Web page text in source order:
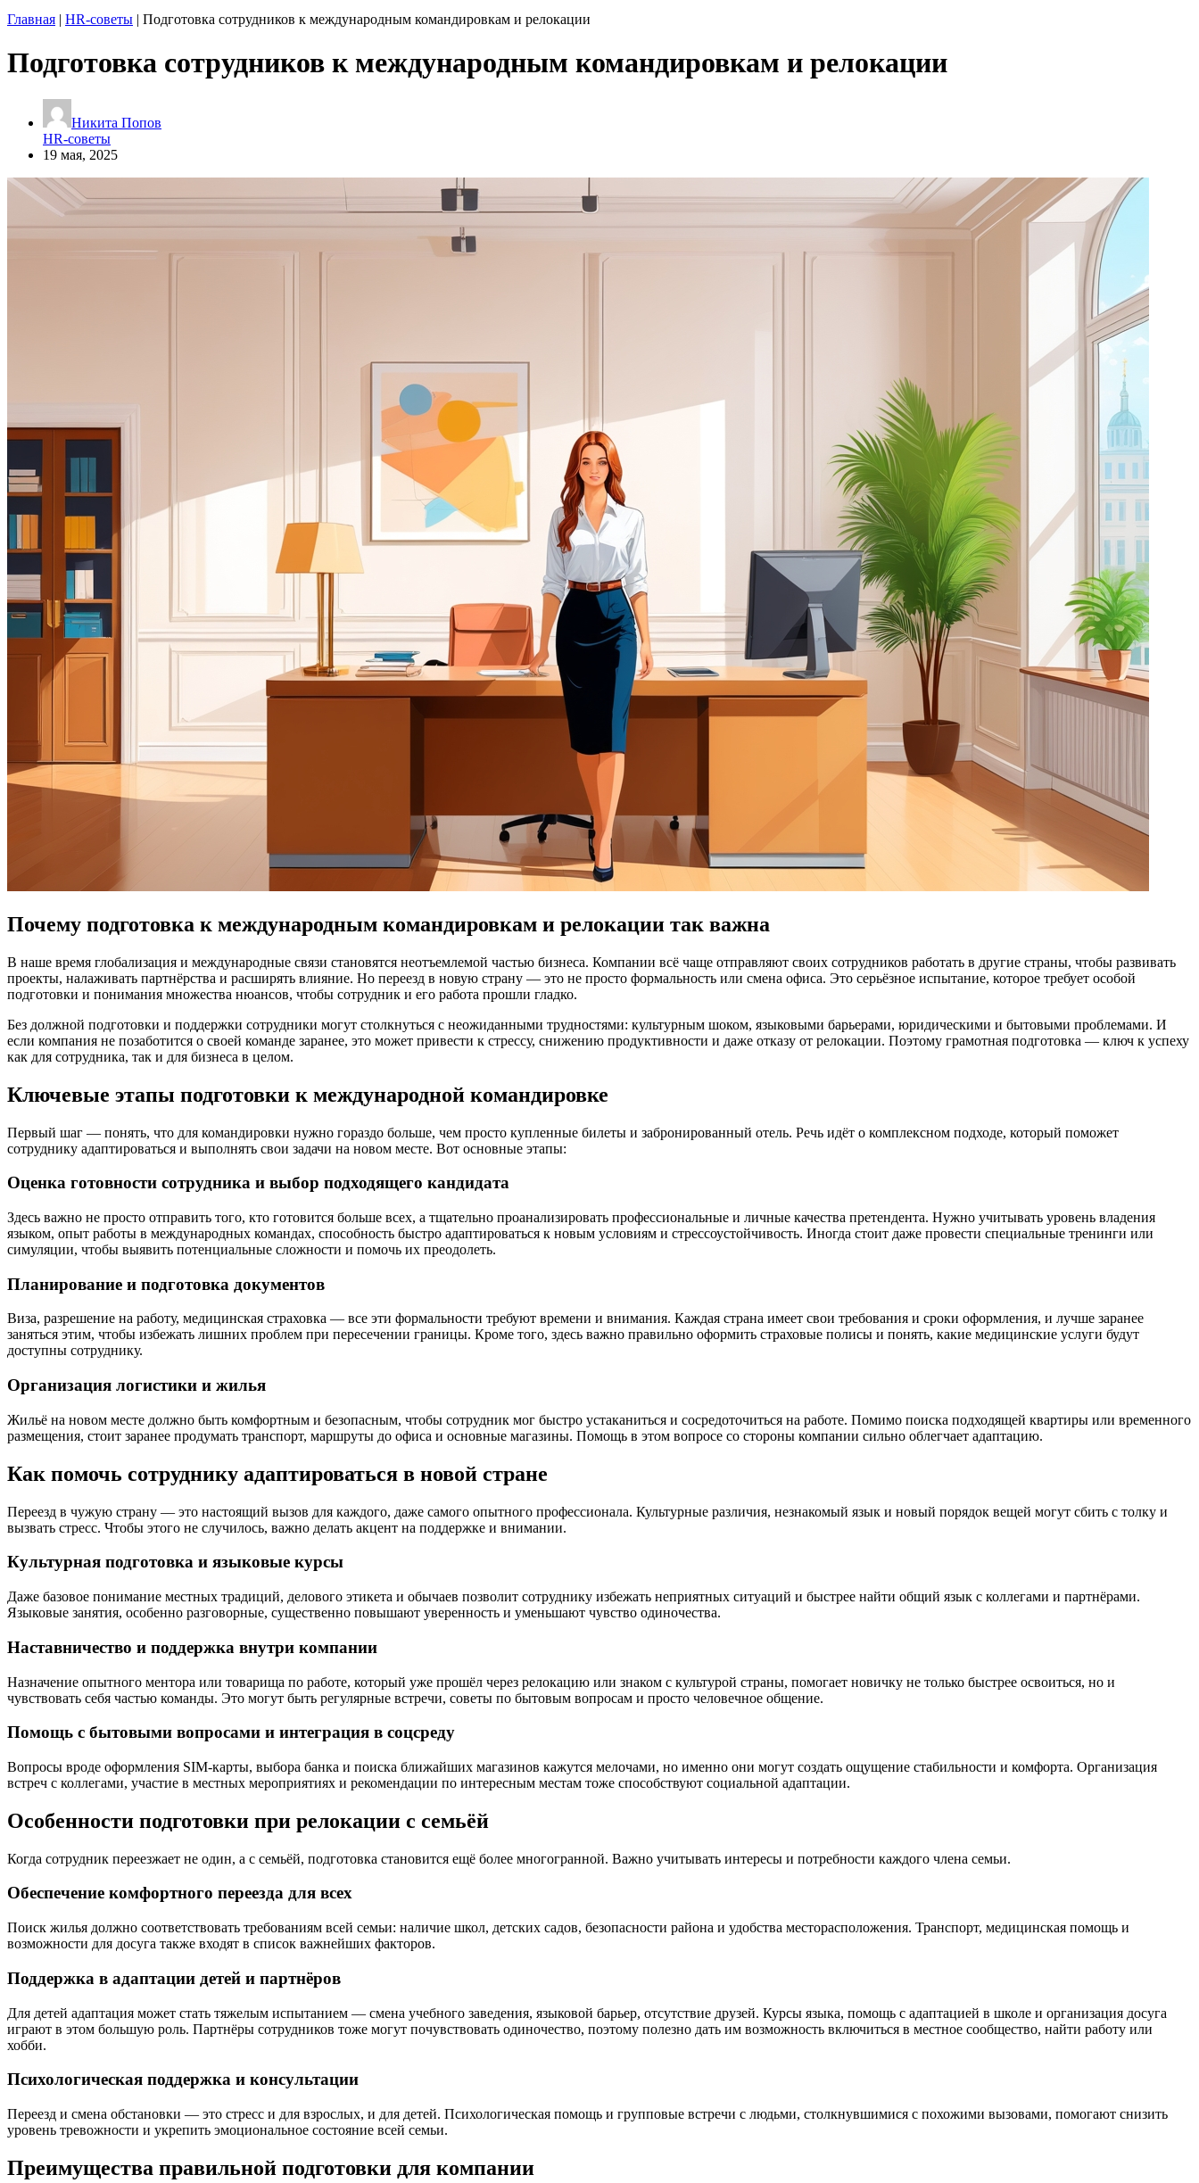
Главная | HR-советы | Подготовка сотрудников к международным командировкам и релокации
Подготовка сотрудников к международным командировкам и релокации
Никита Попов
HR-советы
19 мая, 2025
Почему подготовка к международным командировкам и релокации так важна
В наше время глобализация и международные связи становятся неотъемлемой частью бизнеса. Компании всё чаще отправляют своих сотрудников работать в другие страны, чтобы развивать
проекты, налаживать партнёрства и расширять влияние. Но переезд в новую страну — это не просто формальность или смена офиса. Это серьёзное испытание, которое требует особой
подготовки и понимания множества нюансов, чтобы сотрудник и его работа прошли гладко.
Без должной подготовки и поддержки сотрудники могут столкнуться с неожиданными трудностями: культурным шоком, языковыми барьерами, юридическими и бытовыми проблемами. И
если компания не позаботится о своей команде заранее, это может привести к стрессу, снижению продуктивности и даже отказу от релокации. Поэтому грамотная подготовка — ключ к успеху
как для сотрудника, так и для бизнеса в целом.
Ключевые этапы подготовки к международной командировке
Первый шаг — понять, что для командировки нужно гораздо больше, чем просто купленные билеты и забронированный отель. Речь идёт о комплексном подходе, который поможет
сотруднику адаптироваться и выполнять свои задачи на новом месте. Вот основные этапы:
Оценка готовности сотрудника и выбор подходящего кандидата
Здесь важно не просто отправить того, кто готовится больше всех, а тщательно проанализировать профессиональные и личные качества претендента. Нужно учитывать уровень владения
языком, опыт работы в международных командах, способность быстро адаптироваться к новым условиям и стрессоустойчивость. Иногда стоит даже провести специальные тренинги или
симуляции, чтобы выявить потенциальные сложности и помочь их преодолеть.
Планирование и подготовка документов
Виза, разрешение на работу, медицинская страховка — все эти формальности требуют времени и внимания. Каждая страна имеет свои требования и сроки оформления, и лучше заранее
заняться этим, чтобы избежать лишних проблем при пересечении границы. Кроме того, здесь важно правильно оформить страховые полисы и понять, какие медицинские услуги будут
доступны сотруднику.
Организация логистики и жилья
Жильё на новом месте должно быть комфортным и безопасным, чтобы сотрудник мог быстро устаканиться и сосредоточиться на работе. Помимо поиска подходящей квартиры или временного
размещения, стоит заранее продумать транспорт, маршруты до офиса и основные магазины. Помощь в этом вопросе со стороны компании сильно облегчает адаптацию.
Как помочь сотруднику адаптироваться в новой стране
Переезд в чужую страну — это настоящий вызов для каждого, даже самого опытного профессионала. Культурные различия, незнакомый язык и новый порядок вещей могут сбить с толку и
вызвать стресс. Чтобы этого не случилось, важно делать акцент на поддержке и внимании.
Культурная подготовка и языковые курсы
Даже базовое понимание местных традиций, делового этикета и обычаев позволит сотруднику избежать неприятных ситуаций и быстрее найти общий язык с коллегами и партнёрами.
Языковые занятия, особенно разговорные, существенно повышают уверенность и уменьшают чувство одиночества.
Наставничество и поддержка внутри компании
Назначение опытного ментора или товарища по работе, который уже прошёл через релокацию или знаком с культурой страны, помогает новичку не только быстрее освоиться, но и
чувствовать себя частью команды. Это могут быть регулярные встречи, советы по бытовым вопросам и просто человечное общение.
Помощь с бытовыми вопросами и интеграция в соцсреду
Вопросы вроде оформления SIM-карты, выбора банка и поиска ближайших магазинов кажутся мелочами, но именно они могут создать ощущение стабильности и комфорта. Организация
встреч с коллегами, участие в местных мероприятиях и рекомендации по интересным местам тоже способствуют социальной адаптации.
Особенности подготовки при релокации с семьёй
Когда сотрудник переезжает не один, а с семьёй, подготовка становится ещё более многогранной. Важно учитывать интересы и потребности каждого члена семьи.
Обеспечение комфортного переезда для всех
Поиск жилья должно соответствовать требованиям всей семьи: наличие школ, детских садов, безопасности района и удобства месторасположения. Транспорт, медицинская помощь и
возможности для досуга также входят в список важнейших факторов.
Поддержка в адаптации детей и партнёров
Для детей адаптация может стать тяжелым испытанием — смена учебного заведения, языковой барьер, отсутствие друзей. Курсы языка, помощь с адаптацией в школе и организация досуга
играют в этом большую роль. Партнёры сотрудников тоже могут почувствовать одиночество, поэтому полезно дать им возможность включиться в местное сообщество, найти работу или
хобби.
Психологическая поддержка и консультации
Переезд и смена обстановки — это стресс и для взрослых, и для детей. Психологическая помощь и групповые встречи с людьми, столкнувшимися с похожими вызовами, помогают снизить
уровень тревожности и укрепить эмоциональное состояние всей семьи.
Преимущества правильной подготовки для компании